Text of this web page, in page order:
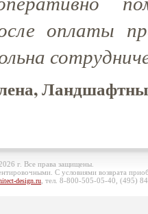
оплаты
г. Все права защищены.
С условиями возврата
design.ru , тел. 8-800-505-05-40, (495)